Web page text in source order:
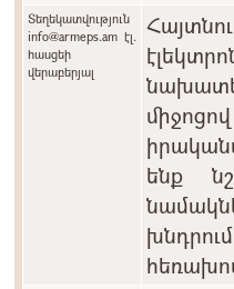
Տեղեկատվություն
info@armeps.am էլ.
հասցեի
վերաբերյալ
ենք